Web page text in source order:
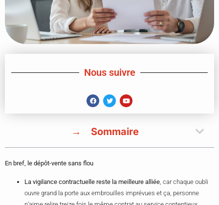
Nous suivre
Sommaire
En bref, le dépôt-vente sans flou
La vigilance contractuelle reste la meilleure alliée , car chaque oubli
ouvre grand la porte aux embrouilles imprévues et ça, personne